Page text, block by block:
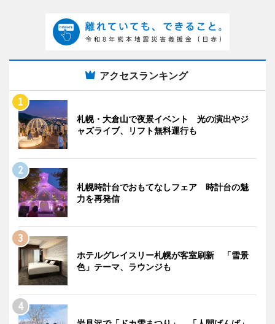
アクセスランキング
札幌・大倉山で夜景イベント 光の演出やジ
ャズライブ、リフト無料運行も
札幌時計台でおもてなしフェア 時計台の魅
力を再発信
ホテルグレイスリー札幌が客室刷新 「雪景
色」テーマ、ラウンジも